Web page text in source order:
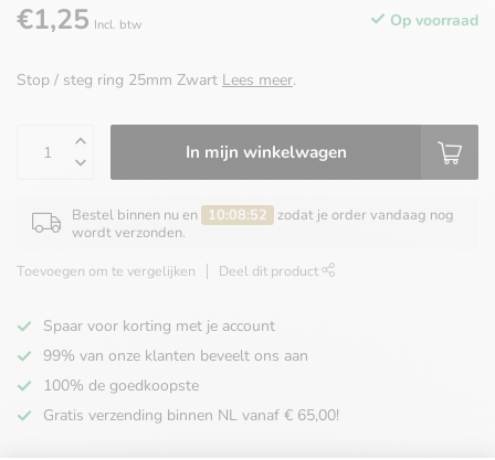
€1,25 Incl. btw Op voorraad
Stop / steg ring 25mm Zwart Lees meer.
In mijn winkelwagen
Bestel binnen nu en 10:08:52
zodat je order vandaag nog
wordt verzonden.
Toevoegen om te vergelijken Deel dit product
Spaar voor korting met je account
99% van onze klanten beveelt ons aan
100% de goedkoopste
Gratis verzending binnen NL vanaf € 65,00!